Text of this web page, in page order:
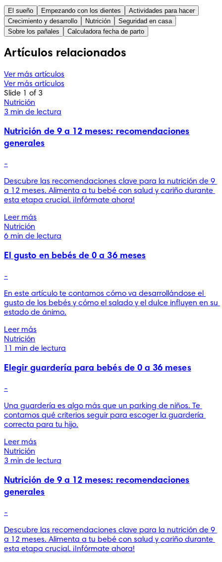
El sueño Empezando con los dientes
Actividades para hacer
Crecimiento y desarrollo
Nutrición
Seguridad en casa
Sobre los pañales
Calculadora fecha de parto
Artículos relacionados
Ver más artículos
Ver más artículos
Slide 1 of 3
Nutrición
3 min de lectura
Nutrición de 9 a 12 meses: recomendaciones
generales
-
Descubre las recomendaciones clave para la nutrición de 9
a 12 meses. Alimenta a tu bebé con salud y cariño durante
esta etapa crucial. ¡Infórmate ahora!
Leer más
Nutrición
6 min de lectura
El gusto en bebés de 0 a 36 meses
-
En este artículo te contamos cómo va desarrollándose el
gusto de los bebés y cómo el salado y el dulce influyen en su
estado de ánimo.
Leer más
Nutrición
11 min de lectura
Elegir guardería para bebés de 0 a 36 meses
-
Una guardería es algo más que un parking de niños. Te
contamos qué criterios seguir para escoger la guardería
correcta para tu hijo.
Leer más
Nutrición
3 min de lectura
Nutrición de 9 a 12 meses: recomendaciones
generales
-
Descubre las recomendaciones clave para la nutrición de 9
a 12 meses. Alimenta a tu bebé con salud y cariño durante
esta etapa crucial. ¡Infórmate ahora!